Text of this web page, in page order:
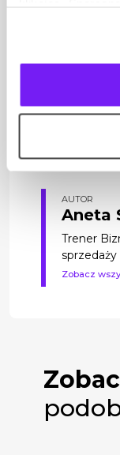
a także na
dyspozycji
motywacji
uniwersalny,
zespole –
strukturę,
Biznesu,
zarządzania
AUTOR
Aneta
Trener
sprzedaży
Zobacz